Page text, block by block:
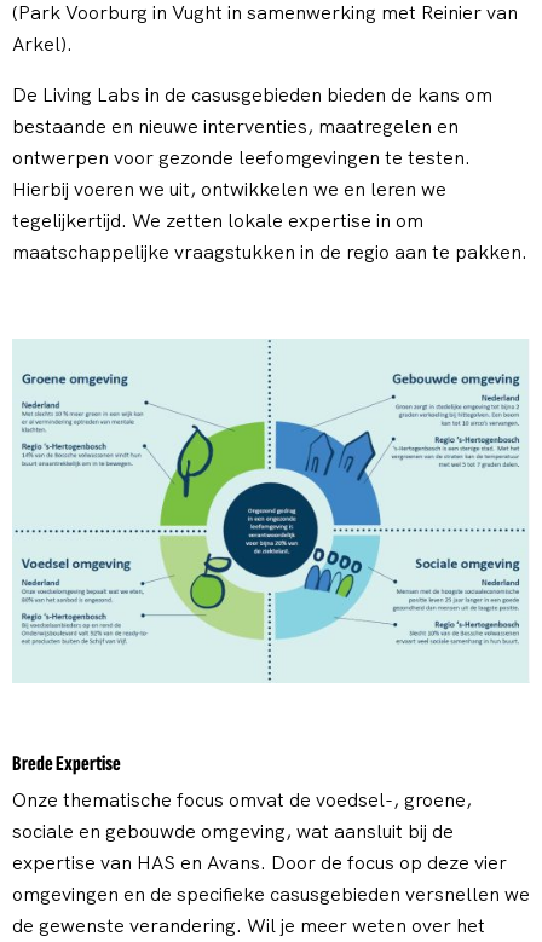
(Park Voorburg in Vught in samenwerking met Reinier van
Arkel).
De Living Labs in de casusgebieden bieden de kans om
bestaande en nieuwe interventies, maatregelen en
ontwerpen voor gezonde leefomgevingen te testen.
Hierbij voeren we uit, ontwikkelen we en leren we
tegelijkertijd. We zetten lokale expertise in om
maatschappelijke vraagstukken in de regio aan te pakken.
Brede Expertise
Onze thematische focus omvat de voedsel-, groene,
sociale en gebouwde omgeving, wat aansluit bij de
expertise van HAS en Avans. Door de focus op deze vier
omgevingen en de specifieke casusgebieden versnellen we
de gewenste verandering. Wil je meer weten over het